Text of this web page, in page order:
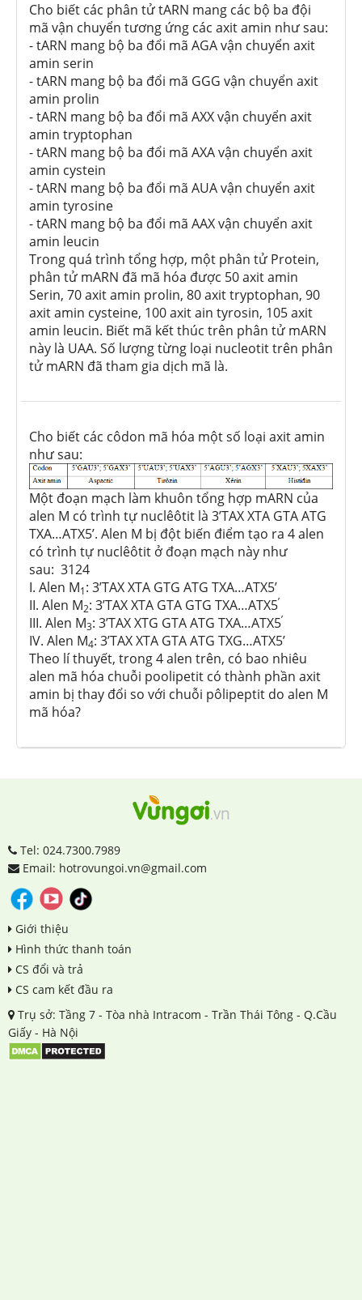
Cho biết các phân tử tARN mang các bộ ba đội
mã vận chuyển tương ứng các axit amin như sau:
- tARN mang bộ ba đổi mã AGA vận chuyển axit
amin serin
- tARN mang bộ ba đổi mã GGG vận chuyển axit
amin prolin
- tARN mang bộ ba đổi mã AXX vận chuyển axit
amin tryptophan
- tARN mang bộ ba đổi mã AXA vận chuyển axit
amin cystein
- tARN mang bộ ba đổi mã AUA vận chuyển axit
amin tyrosine
- tARN mang bộ ba đổi mã AAX vận chuyển axit
amin leucin
Trong quá trình tổng hợp, một phân tử Protein,
phân tử mARN đã mã hóa được 50 axit amin
Serin, 70 axit amin prolin, 80 axit tryptophan, 90
axit amin cysteine, 100 axit ain tyrosin, 105 axit
amin leucin. Biết mã kết thúc trên phân tử mARN
này là UAA. Số lượng từng loại nucleotit trên phân
tử mARN đã tham gia dịch mã là.
Cho biết các côdon mã hóa một số loại axit amin
như sau:
Một đoạn mạch làm khuôn tổng hợp mARN của
alen M có trình tự nuclêôtit là 3’TAX XTA GTA ATG
TXA…ATX5’. Alen M bị đột biến điểm tạo ra 4 alen
có trình tự nuclêôtit ở đoạn mạch này như
sau: 3124
I. Alen M1: 3’TAX XTA GTG ATG TXA…ATX5’
II. Alen M2: 3’TAX XTA GTA GTG TXA…ATX5’
III. Alen M3: 3’TAX XTG GTA ATG TXA…ATX5’
IV. Alen M4: 3’TAX XTA GTA ATG TXG…ATX5’
Theo lí thuyết, trong 4 alen trên, có bao nhiêu
alen mã hóa chuỗi poolipetit có thành phần axit
amin bị thay đổi so với chuỗi pôlipeptit do alen M
mã hóa?
Tel: 024.7300.7989
Email: hotrovungoi.vn@gmail.com
Giới thiệu
Hình thức thanh toán
CS đổi và trả
CS cam kết đầu ra
Trụ sở: Tầng 7 - Tòa nhà Intracom - Trần Thái Tông - Q.Cầu
Giấy - Hà Nội